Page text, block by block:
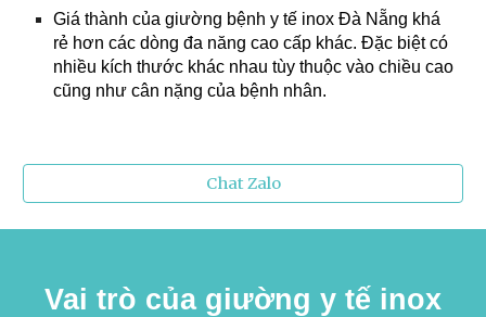
Giá thành của giường bệnh y tế inox Đà Nẵng khá
rẻ hơn các dòng đa năng cao cấp khác. Đặc biệt có
nhiều kích thước khác nhau tùy thuộc vào chiều cao
cũng như cân nặng của bệnh nhân.
Chat Zalo
Vai trò của giường y tế inox